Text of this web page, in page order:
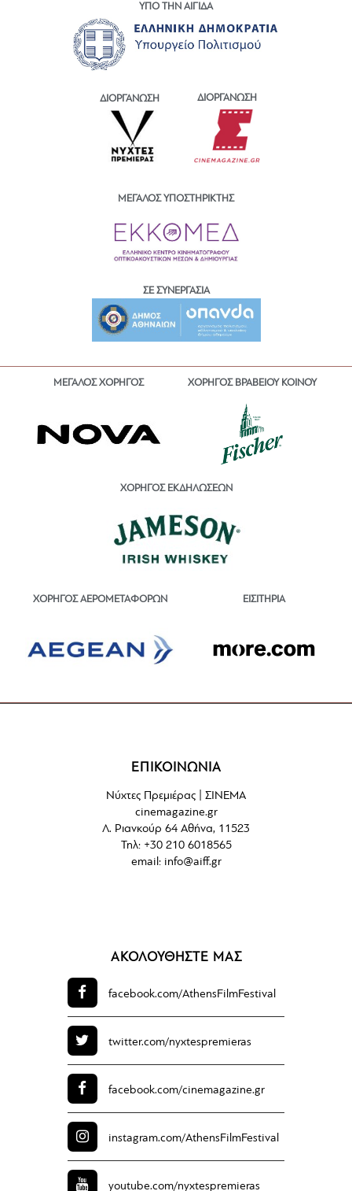
ΥΠΟ ΤΗΝ ΑΙΓΙΔΑ
ΔΙΟΡΓΑΝΩΣΗ ΔΙΟΡΓΑΝΩΣΗ
ΜΕΓΑΛΟΣ ΥΠΟΣΤΗΡΙΚΤΗΣ
ΣΕ ΣΥΝΕΡΓΑΣΙΑ
ΜΕΓΑΛΟΣ ΧΟΡΗΓΟΣ ΧΟΡΗΓΟΣ ΒΡΑΒΕΙΟΥ ΚΟΙΝΟΥ
ΧΟΡΗΓΟΣ ΕΚΔΗΛΩΣΕΩΝ
ΧΟΡΗΓΟΣ ΑΕΡΟΜΕΤΑΦΟΡΩΝ ΕΙΣΙΤΗΡΙΑ
ΕΠΙΚΟΙΝΩΝΙΑ
Νύχτες Πρεμιέρας | ΣΙΝΕΜΑ
cinemagazine.gr
Λ. Ριανκούρ 64 Αθήνα, 11523
Τηλ: +30 210 6018565
email: info@aiff.gr
ΑΚΟΛΟΥΘΗΣΤΕ ΜΑΣ
facebook.com/AthensFilmFestival
twitter.com/nyxtespremieras
facebook.com/cinemagazine.gr
instagram.com/AthensFilmFestival
youtube.com/nyxtespremieras